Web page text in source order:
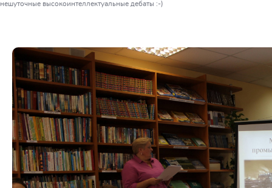
нешуточные высокоинтеллектуальные дебаты :-)